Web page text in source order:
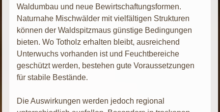
Waldumbau und neue Bewirtschaftungsformen.
Naturnahe Mischwälder mit vielfältigen Strukturen
können der Waldspitzmaus günstige Bedingungen
bieten. Wo Totholz erhalten bleibt, ausreichend
Unterwuchs vorhanden ist und Feuchtbereiche
geschützt werden, bestehen gute Voraussetzungen
für stabile Bestände.
Die Auswirkungen werden jedoch regional